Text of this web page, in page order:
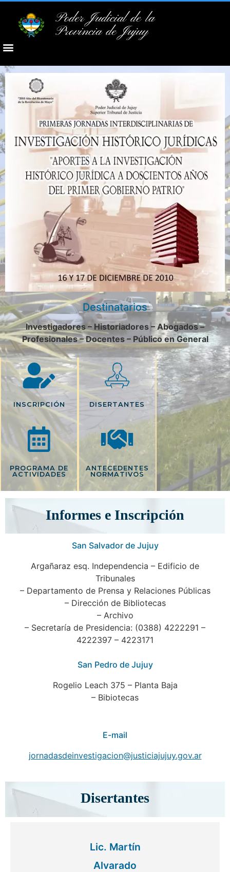
Poder Judicial de la
Provincia de Jujuy
Destinatarios
Investigadores – Historiadores – Abogados –
Profesionales – Docentes – Público en General
INSCRIPCIÓN DISERTANTES
PROGRAMA DE
ACTIVIDADES
ANTECEDENTES
NORMATIVOS
Informes e Inscripción
San Salvador de Jujuy
Argañaraz esq. Independencia – Edificio de
Tribunales
– Departamento de Prensa y Relaciones Públicas
– Dirección de Bibliotecas
– Archivo
– Secretaría de Presidencia: (0388) 4222291 –
4222397 – 4223171
San Pedro de Jujuy
Rogelio Leach 375 – Planta Baja
– Bibiotecas
E-mail
jornadasdeinvestigacion@justiciajujuy.gov.ar
Disertantes
Lic. Martín
Alvarado